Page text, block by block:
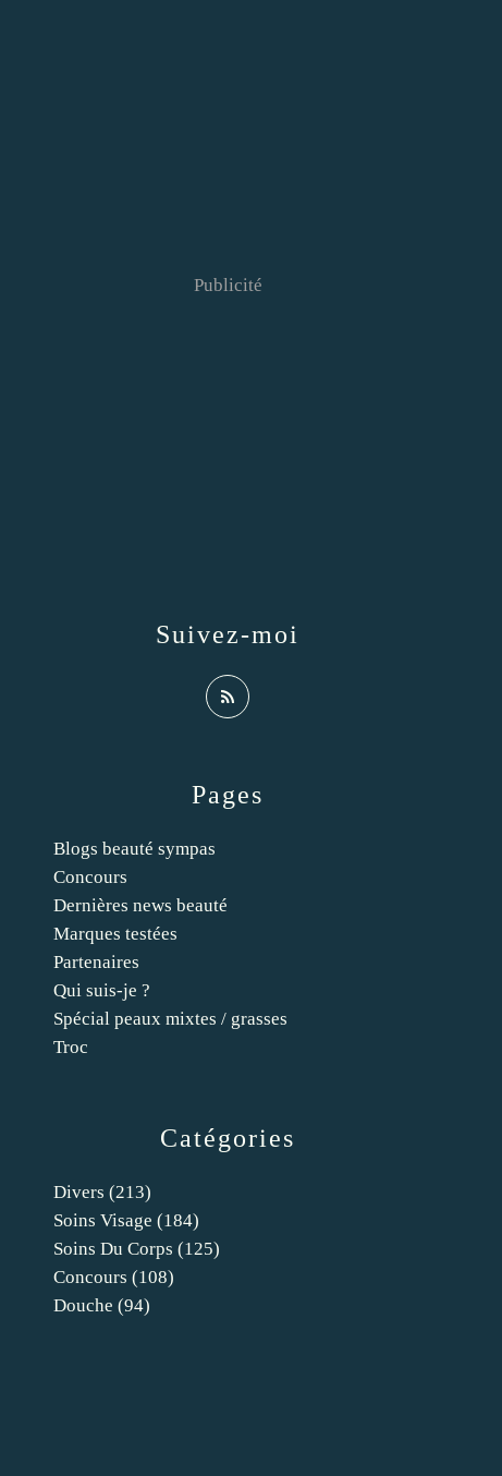
Catégories
Divers (213)
Soins Visage (184)
Soins Du Corps (125)
Concours (108)
Douche (94)
Pages
Blogs beauté sympas
Concours
Dernières news beauté
Marques testées
Partenaires
Qui suis-je ?
Spécial peaux mixtes / grasses
Troc
Suivez-moi
Publicité